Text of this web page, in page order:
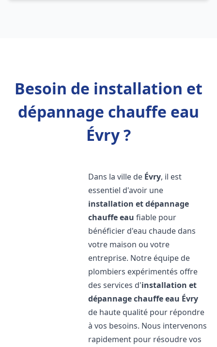
Besoin de installation et
dépannage chauffe eau
Évry ?
Dans la ville de Évry, il est
essentiel d'avoir une
installation et dépannage
chauffe eau fiable pour
bénéficier d'eau chaude dans
votre maison ou votre
entreprise. Notre équipe de
plombiers expérimentés offre
des services d'installation et
dépannage chauffe eau Évry
de haute qualité pour répondre
à vos besoins. Nous intervenons
rapidement pour résoudre vos